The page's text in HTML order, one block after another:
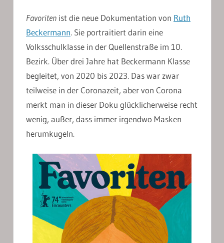
Favoriten ist die neue Dokumentation von Ruth
Beckermann. Sie portraitiert darin eine
Volksschulklasse in der Quellenstraße im 10.
Bezirk. Über drei Jahre hat Beckermann Klasse
begleitet, von 2020 bis 2023. Das war zwar
teilweise in der Coronazeit, aber von Corona
merkt man in dieser Doku glücklicherweise recht
wenig, außer, dass immer irgendwo Masken
herumkugeln.